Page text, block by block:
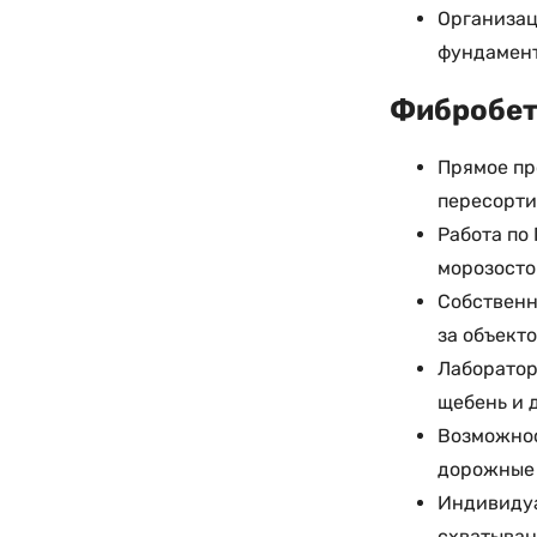
Прямое
Работа
за
щебень и
дорожные